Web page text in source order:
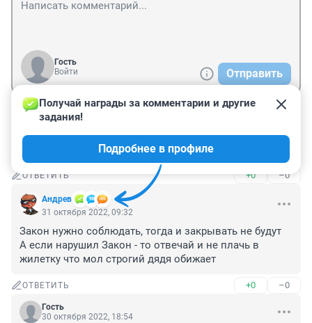
Гость
Войти
Отправить
Гость
ОТВЕТИТЬ +0 –0
Андрев
Получай награды за комментарии и другие
задания!
Подробнее в профиле
31 октября 2022, 09:32
Закон нужно соблюдать, тогда и закрывать не будут
А если нарушил Закон - то отвечай и не плачь в
жилетку что мол строгий дядя обижает
ОТВЕТИТЬ +0 –0
Гость
30 октября 2022, 18:54